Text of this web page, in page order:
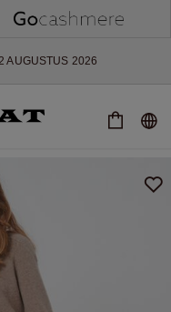
AUGUSTUS 2026
EDITION
TOEPASSING ZIJN
VOOR HET KOMENDE